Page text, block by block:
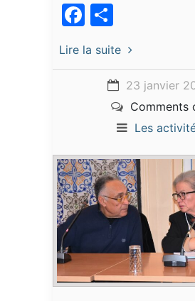
Facebook
Lire la suite
23 janvier
Comments
Les